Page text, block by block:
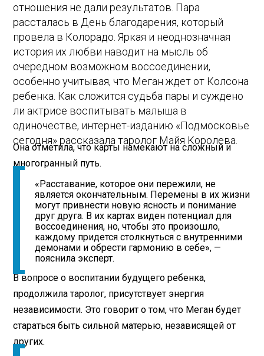
отношения не дали результатов. Пара
рассталась в День благодарения, который
провела в Колорадо. Яркая и неоднозначная
история их любви наводит на мысль об
очередном возможном воссоединении,
особенно учитывая, что Меган ждет от Колсона
ребенка. Как сложится судьба пары и суждено
ли актрисе воспитывать малыша в
одиночестве, интернет-изданию «Подмосковье
сегодня» рассказала таролог Майя Королева.
Она отметила, что карты намекают на сложный и
многогранный путь.
«Расставание, которое они пережили, не
является окончательным. Перемены в их жизни
могут привнести новую ясность и понимание
друг друга. В их картах виден потенциал для
воссоединения, но, чтобы это произошло,
каждому придется столкнуться с внутренними
демонами и обрести гармонию в себе», —
пояснила эксперт.
В вопросе о воспитании будущего ребенка,
продолжила таролог, присутствует энергия
независимости. Это говорит о том, что Меган будет
стараться быть сильной матерью, независящей от
других.